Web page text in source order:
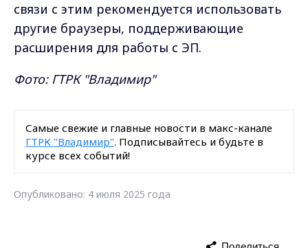
связи с этим рекомендуется использовать
другие браузеры, поддерживающие
расширения для работы с ЭП.
Фото: ГТРК "Владимир"
Самые свежие и главные новости в макс-канале
ГТРК "Владимир". Подписывайтесь и будьте в
курсе всех событий!
Опубликовано: 4 июля 2025 года